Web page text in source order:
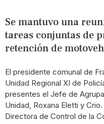
Se mantuvo una
tareas conjuntas de
retención de
El presidente comunal de
Unidad Regional XI de
presentes el Jefe de
Unidad, Roxana Eletti y
Directora de Control de la